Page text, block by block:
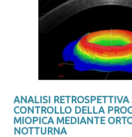
ANALISI RETROSPETTIVA
CONTROLLO DELLA
MIOPICA MEDIANTE
NOTTURNA